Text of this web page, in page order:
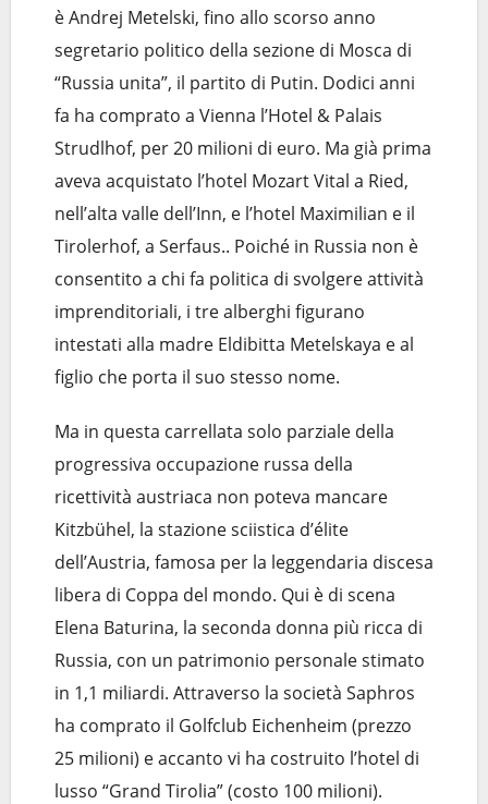
è Andrej Metelski, fino allo scorso anno
segretario politico della sezione di Mosca di
“Russia unita”, il partito di Putin. Dodici anni
fa ha comprato a Vienna l’Hotel & Palais
Strudlhof, per 20 milioni di euro. Ma già prima
aveva acquistato l’hotel Mozart Vital a Ried,
nell’alta valle dell’Inn, e l’hotel Maximilian e il
Tirolerhof, a Serfaus.. Poiché in Russia non è
consentito a chi fa politica di svolgere attività
imprenditoriali, i tre alberghi figurano
intestati alla madre Eldibitta Metelskaya e al
figlio che porta il suo stesso nome.
Ma in questa carrellata solo parziale della
progressiva occupazione russa della
ricettività austriaca non poteva mancare
Kitzbühel, la stazione sciistica d’élite
dell’Austria, famosa per la leggendaria discesa
libera di Coppa del mondo. Qui è di scena
Elena Baturina, la seconda donna più ricca di
Russia, con un patrimonio personale stimato
in 1,1 miliardi. Attraverso la società Saphros
ha comprato il Golfclub Eichenheim (prezzo
25 milioni) e accanto vi ha costruito l’hotel di
lusso “Grand Tirolia” (costo 100 milioni).